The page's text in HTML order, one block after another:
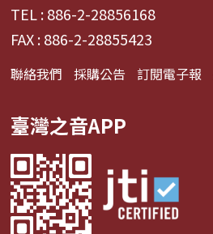
TEL : 886-2-28856168
FAX : 886-2-28855423
聯絡我們 採購公告 訂閱電子報
臺灣之音APP